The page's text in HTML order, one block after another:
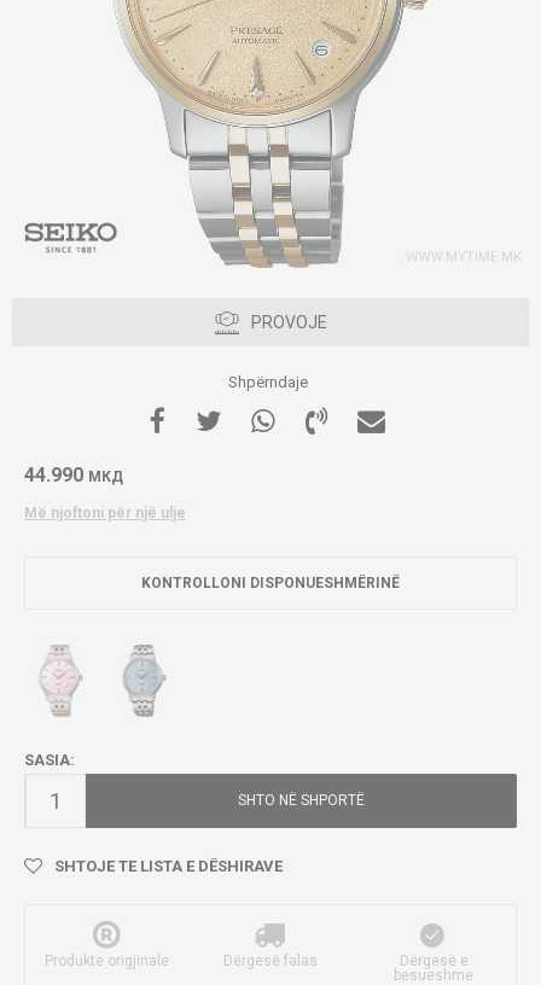
PROVOJE
Shpërndaje
44.990 МКД
Më njoftoni për një ulje
KONTROLLONI DISPONUESHMËRINË
SASIA:
SHTO NË SHPORTË
SHTOJE TE LISTA E DËSHIRAVE
Produkte origjinale Dërgesë falas
Dërgesë e
besueshme